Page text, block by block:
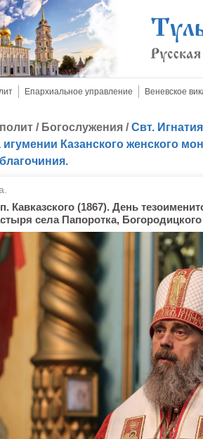
Епархиальное управление Веневское
/ Богослужения /Свт.
игумении Казанского женского
Кавказского (1867). День
села Папоротка,